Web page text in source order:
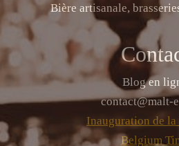
Bière artisanale,
Blog en
contact@malt-
Inauguration de la
Belgium